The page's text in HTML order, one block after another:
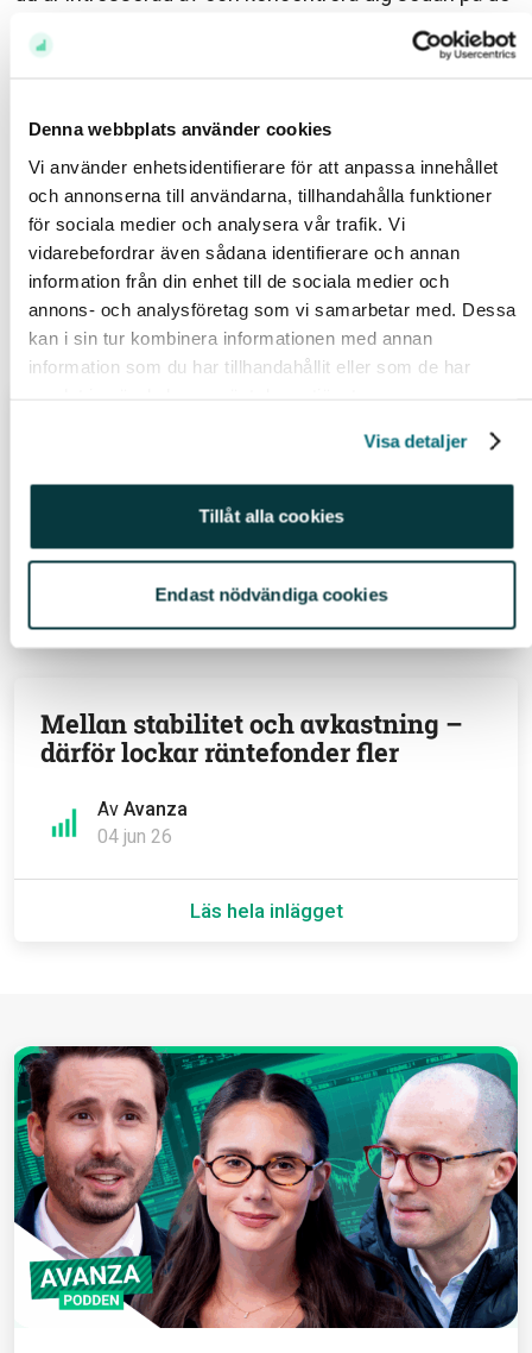
Denna webbplats använder cookies
Vi använder enhetsidentifierare för att anpassa innehållet
och annonserna till användarna, tillhandahålla funktioner
för sociala medier och analysera vår trafik. Vi
vidarebefordrar även sådana identifierare och annan
information från din enhet till de sociala medier och
annons- och analysföretag som vi samarbetar med. Dessa
kan i sin tur kombinera informationen med annan
information som du har tillhandahållit eller som de har
Visa detaljer
Tillåt alla cookies
Endast nödvändiga cookies
som ligger i toppen. De som ligger i botten har redan
diskvalificerat sig.
//Johanna
Relaterade ämnen
@johannakull (220) Bolån (78) Räntor (57)
Relaterade inlägg
Felicia Schön
01 jul 26
Allt du behöver veta för ett smart
Av Avanza
04 jun 26
Mellan stabilitet och avkastning –
därför lockar räntefonder fler
Läs hela inlägget